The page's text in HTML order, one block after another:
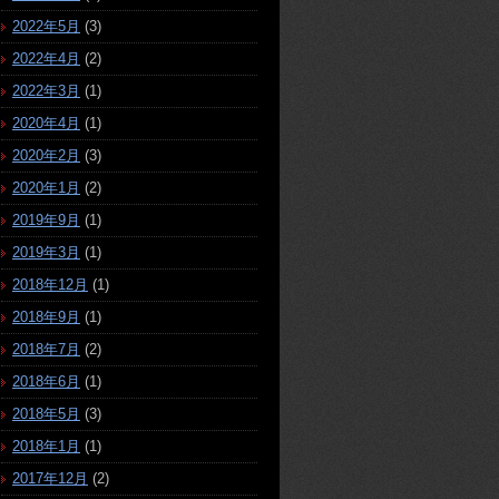
2022年5月 (3)
2022年4月 (2)
2022年3月 (1)
2020年4月 (1)
2020年2月 (3)
2020年1月 (2)
2019年9月 (1)
2019年3月 (1)
2018年12月 (1)
2018年9月 (1)
2018年7月 (2)
2018年6月 (1)
2018年5月 (3)
2018年1月 (1)
2017年12月 (2)